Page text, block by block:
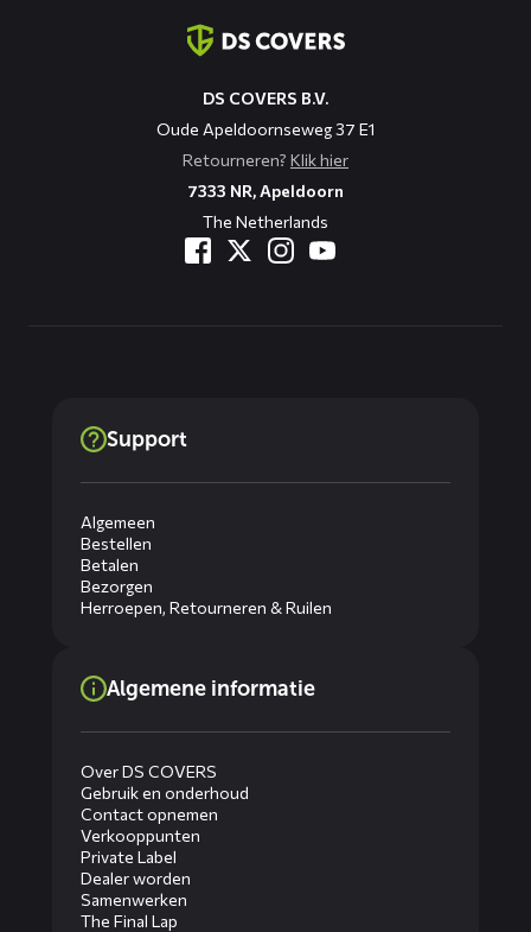
DS COVERS B.V.
Oude Apeldoornseweg 37 E1
Retourneren? Klik hier
7333 NR, Apeldoorn
The Netherlands
Support
Algemeen
Bestellen
Betalen
Bezorgen
Herroepen, Retourneren & Ruilen
Algemene informatie
Over DS COVERS
Gebruik en onderhoud
Contact opnemen
Verkooppunten
Private Label
Dealer worden
Samenwerken
The Final Lap